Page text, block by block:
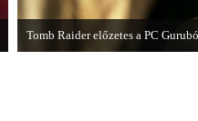
Tomb Raider előzetes a PC